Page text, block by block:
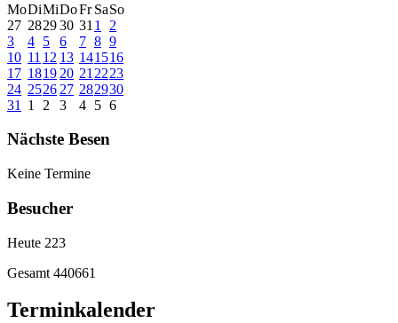
MoDiMiDoFr SaSo
27 282930 31 1
2
3
4 5 6 7 8 9
10 11 12 13 141516
17 1819 20 21 2223
24 2526 27 282930
31
1 2 3 4 5 6
Nächste Besen
Keine Termine
Besucher
Heute 223
Gesamt 440661
Terminkalender